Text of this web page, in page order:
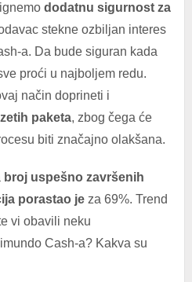
dodatnu sigurnost za
stekne ozbiljan interes
a. Da bude siguran kada
proći u najboljem redu.
način doprineti i
paketa, zbog čega će
biti značajno olakšana.
broj uspešno završenih
porastao jeza 69%. Trend
vi obavili neku
Cash-a? Kakva su